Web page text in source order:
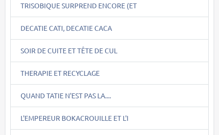
TRISOBIQUE SURPREND ENCORE (ET
DECATIE CATI, DECATIE CACA
SOIR DE CUITE ET TÊTE DE CUL
THERAPIE ET RECYCLAGE
QUAND TATIE N'EST PAS LA....
L'EMPEREUR BOKACROUILLE ET L'I